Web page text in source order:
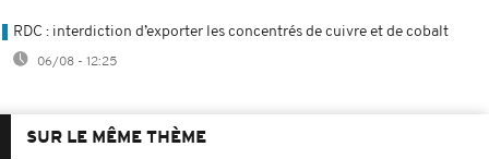
RDC : interdiction d’exporter les concentrés de cuivre et de cobalt
06/08 - 12:25
SUR LE MÊME THÈME